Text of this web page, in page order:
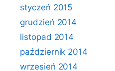
styczeń 2015
grudzień 2014
listopad 2014
październik 2014
wrzesień 2014